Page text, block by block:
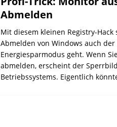
Abmelden
Mit diesem kleinen Registry-
Abmelden von Windows auch
Energiesparmodus geht. Wenn
abmelden, erscheint der
Betriebssystems. Eigentlich